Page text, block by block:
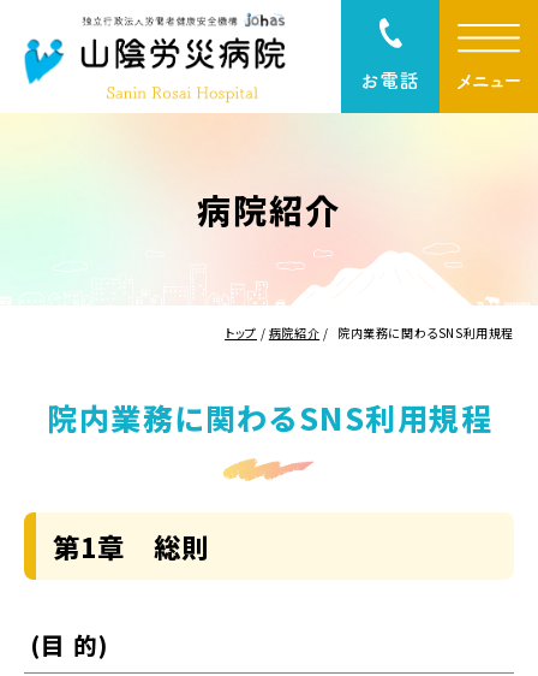
病院紹介
トップ / 病院紹介 / 院内業務に関わるSNS利用規程
院内業務に関わるSNS利用規程
第1章 総則
(目 的)